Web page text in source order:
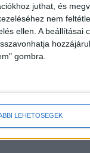
juthat, és
nem
ellen. A
gombra.
LEHETŐSÉGEK
és a
bérlő
üresen